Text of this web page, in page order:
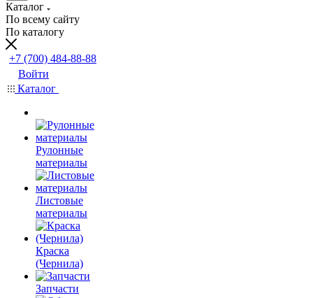
Каталог
По всему сайту
По каталогу
+7 (700) 484-88-88
Войти
Каталог
Рулонные
материалы
Листовые
материалы
Краска
(Чернила)
Запчасти